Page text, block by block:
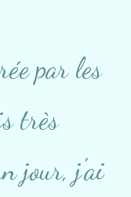
par les
très
jour, j'ai